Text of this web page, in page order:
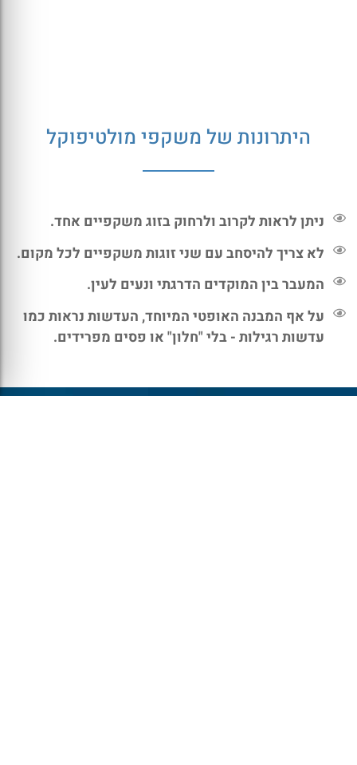
היתרונות של משקפי מולטיפוקל
ניתן לראות לקרוב ולרחוק בזוג משקפיים אחד.
לא צריך להיסחב עם שני זוגות משקפיים לכל מקום.
המעבר בין המוקדים הדרגתי ונעים לעין.
על אף המבנה האופטי המיוחד, העדשות נראות כמו
עדשות רגילות - בלי "חלון" או פסים מפרידים.